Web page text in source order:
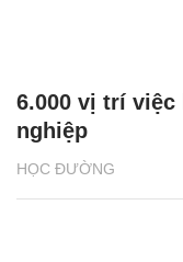
HỌC ĐƯỜNG
6.000 vị trí việc
nghiệp